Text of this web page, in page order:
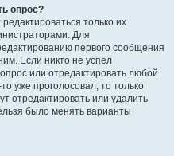
опрос?
только их
Для
первого сообщения
Если никто не успел
или отредактировать любой
уже проголосовал, то только
отредактировать или удалить
было менять варианты